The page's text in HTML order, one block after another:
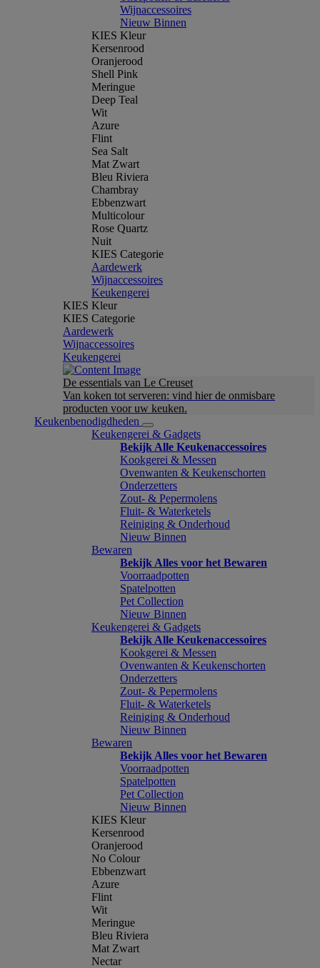
Wijnaccessoires
Nieuw Binnen
KIES Kleur
Kersenrood
Oranjerood
Shell Pink
Meringue
Deep Teal
Wit
Azure
Flint
Sea Salt
Mat Zwart
Bleu Riviera
Chambray
Ebbenzwart
Multicolour
Rose Quartz
Nuit
KIES Categorie
Aardewerk
Wijnaccessoires
Keukengerei
KIES Kleur
KIES Categorie
Aardewerk
Wijnaccessoires
Keukengerei
De essentials van Le Creuset
Van koken tot serveren: vind hier de onmisbare
producten voor uw keuken.
Keukenbenodigdheden
Keukengerei & Gadgets
Bekijk Alle Keukenaccessoires
Kookgerei & Messen
Ovenwanten & Keukenschorten
Onderzetters
Zout- & Pepermolens
Fluit- & Waterketels
Reiniging & Onderhoud
Nieuw Binnen
Bewaren
Bekijk Alles voor het Bewaren
Voorraadpotten
Spatelpotten
Pet Collection
Nieuw Binnen
Keukengerei & Gadgets
Bekijk Alle Keukenaccessoires
Kookgerei & Messen
Ovenwanten & Keukenschorten
Onderzetters
Zout- & Pepermolens
Fluit- & Waterketels
Reiniging & Onderhoud
Nieuw Binnen
Bewaren
Bekijk Alles voor het Bewaren
Voorraadpotten
Spatelpotten
Pet Collection
Nieuw Binnen
KIES Kleur
Kersenrood
Oranjerood
No Colour
Ebbenzwart
Azure
Flint
Wit
Meringue
Bleu Riviera
Mat Zwart
Nectar